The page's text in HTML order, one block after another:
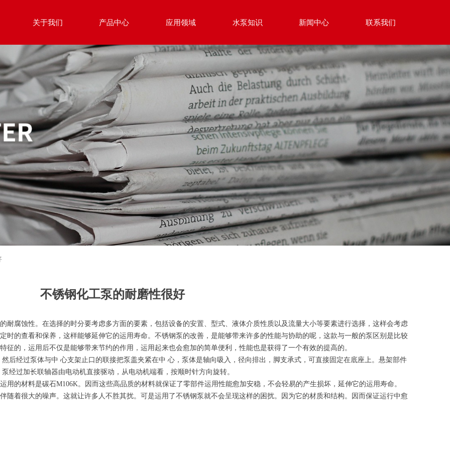
关于我们 产品中心 应用领域 水泵知识 新闻中心 联系我们
不锈钢化工泵的耐磨性很好
耐腐蚀性。在选择的时分要考虑多方面的要素，包括设备的安置、型式、液体介质性质以及流量大小等要素进行选择，这样会考虑
时的查看和保养，这样能够延伸它的运用寿命。不锈钢泵的改善，是能够带来许多的性能与协助的呢，这款与一般的泵区别是比较
的，运用后不仅是能够带来节约的作用，运用起来也会愈加的简单便利，性能也是获得了一个有效的提高的。
后经过泵体与中 心支架止口的联接把泵盖夹紧在中 心，泵体是轴向吸入，径向排出，脚支承式，可直接固定在底座上。悬架部件
经过加长联轴器由电动机直接驱动，从电动机端看，按顺时针方向旋转。
的材料是碳石M106K。因而这些高品质的材料就保证了零部件运用性能愈加安稳，不会轻易的产生损坏，延伸它的运用寿命。
随着很大的噪声。这就让许多人不胜其扰。可是运用了不锈钢泵就不会呈现这样的困扰。因为它的材质和结构。因而保证运行中愈